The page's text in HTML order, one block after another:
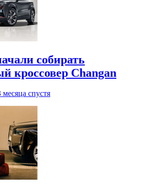
собирать
кроссовер Changan
месяца спустя